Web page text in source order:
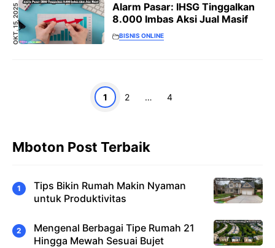
OKT. 15, 2025
Alarm Pasar: IHSG Tinggalkan
8.000 Imbas Aksi Jual Masif
BISNIS ONLINE
Halaman
1 Halaman
2 … Halaman
4
Mboton Post Terbaik
Tips Bikin Rumah Makin Nyaman
untuk Produktivitas
Mengenal Berbagai Tipe Rumah 21
Hingga Mewah Sesuai Bujet